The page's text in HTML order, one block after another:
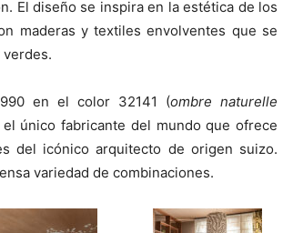
El diseño se inspira en la estética de los
maderas y textiles envolventes que se
en el color 32141 (ombre naturelle
único fabricante del mundo que ofrece
del icónico arquitecto de origen suizo.
variedad de combinaciones.